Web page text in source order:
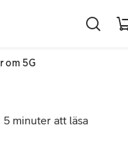
om 5G
5 minuter att läsa